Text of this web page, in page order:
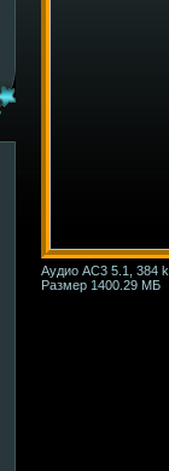
Аудио AC3 5.1, 384
Размер 1400.29 MБ